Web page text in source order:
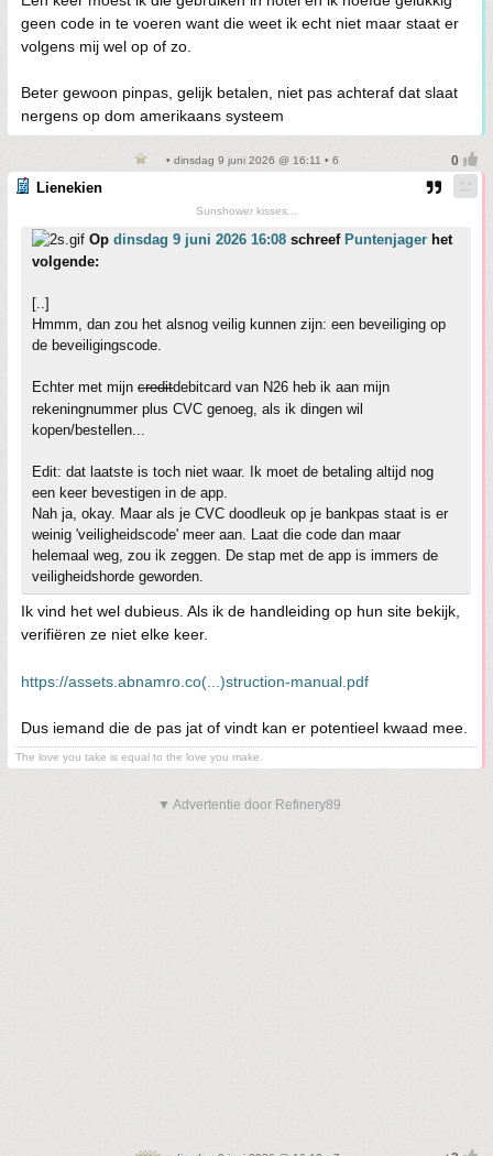
geen code in te voeren want die weet ik echt niet maar staat er
volgens mij wel op of zo.
Beter gewoon pinpas, gelijk betalen, niet pas achteraf dat slaat
nergens op dom amerikaans systeem
• dinsdag 9 juni 2026 @ 16:11 • 6
Lienekien
Sunshower kisses...
Op dinsdag 9 juni 2026 16:08 schreef Puntenjager het
volgende:
[..]
Hmmm, dan zou het alsnog veilig kunnen zijn: een beveiliging op
de beveiligingscode.
Echter met mijn creditdebitcard van N26 heb ik aan mijn
rekeningnummer plus CVC genoeg, als ik dingen wil
kopen/bestellen...
Edit: dat laatste is toch niet waar. Ik moet de betaling altijd nog
een keer bevestigen in de app.
Nah ja, okay. Maar als je CVC doodleuk op je bankpas staat is er
weinig 'veiligheidscode' meer aan. Laat die code dan maar
helemaal weg, zou ik zeggen. De stap met de app is immers de
veiligheidshorde geworden.
Ik vind het wel dubieus. Als ik de handleiding op hun site bekijk,
verifiëren ze niet elke keer.
https://assets.abnamro.co(...)struction-manual.pdf
Dus iemand die de pas jat of vindt kan er potentieel kwaad mee.
The love you take is equal to the love you make.
▼ Advertentie door Refinery89